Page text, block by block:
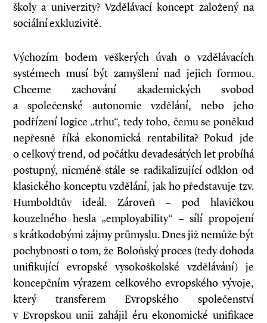
školy a univerzity? Vzdělávací koncept založený na
sociální exkluzivitě.
Výchozím bodem veškerých úvah o vzdělávacích
systémech musí být zamyšlení nad jejich formou.
Chceme zachování akademických svobod
a společenské autonomie vzdělání, nebo jeho
podřízení logice „trhu“, tedy toho, čemu se poněkud
nepřesně říká ekonomická rentabilita? Pokud jde
o celkový trend, od počátku devadesátých let probíhá
postupný, nicméně stále se radikalizující odklon od
klasického konceptu vzdělání, jak ho představuje tzv.
Humboldtův ideál. Zároveň – pod hlavičkou
kouzelného hesla „employability“ – sílí propojení
s krátkodobými zájmy průmyslu. Dnes již nemůže být
pochybnosti o tom, že Boloňský proces (tedy dohoda
unifikující evropské vysokoškolské vzdělávání) je
koncepčním výrazem celkového evropského vývoje,
který transferem Evropského společenství
v Evropskou unii zahájil éru ekonomické unifikace